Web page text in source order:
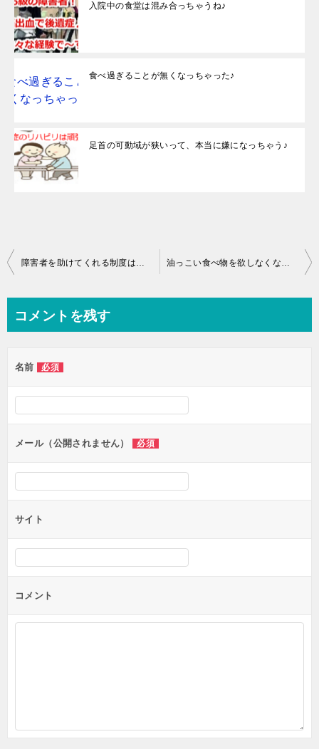
入院中の食堂は混み合っちゃうね♪
食べ過ぎることが無くなっちゃった♪
足首の可動域が狭いって、本当に嫌になっちゃう♪
投
ビ
ー
シ
ン
障害者を助けてくれる制度は嬉しい限りです♪ 油っこい食べ物を欲しなくなった自分が信じられませんね♪
コメントを残す
名前 必須
メール（公開されません） 必須
サイト
コメント